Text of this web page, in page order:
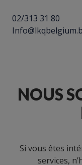
02/313 31 80
NOUS
Si vous êtes
services,